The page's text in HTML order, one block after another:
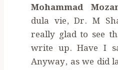
Mohammad
dula vie, Dr. M
really glad to see
write up. Have I
Anyway, as we did